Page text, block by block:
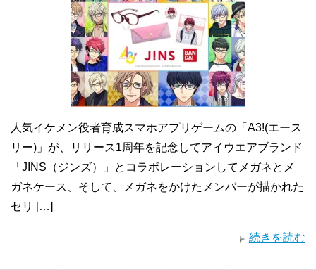
人気イケメン役者育成スマホアプリゲームの「A3!(エース
リー)」が、リリース1周年を記念してアイウエアブランド
「JINS（ジンズ）」とコラボレーションしてメガネとメ
ガネケース、そして、メガネをかけたメンバーが描かれた
セリ […]
続きを読む